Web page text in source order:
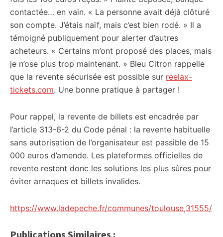
contactée… en vain. « La personne avait déjà clôturé
son compte. J’étais naïf, mais c’est bien rodé. » Il a
témoigné publiquement pour alerter d’autres
acheteurs. « Certains m’ont proposé des places, mais
je n’ose plus trop maintenant. » Bleu Citron rappelle
que la revente sécurisée est possible sur reelax-
tickets.com. Une bonne pratique à partager !
Pour rappel, la revente de billets est encadrée par
l’article 313-6-2 du Code pénal : la revente habituelle
sans autorisation de l’organisateur est passible de 15
000 euros d’amende. Les plateformes officielles de
revente restent donc les solutions les plus sûres pour
éviter arnaques et billets invalides.
https://www.ladepeche.fr/communes/toulouse,31555/
Publications Similaires :